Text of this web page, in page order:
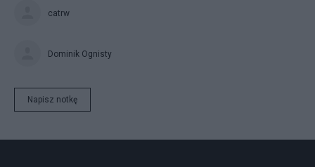
catrw
Dominik Ognisty
Napisz notkę